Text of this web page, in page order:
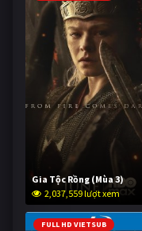
Gia Tộc Rồng (Mùa 3)
2,037,559 lượt xem
FULL HD VIETSUB